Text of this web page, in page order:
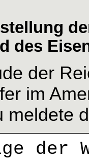
des
der
im
meldete
der